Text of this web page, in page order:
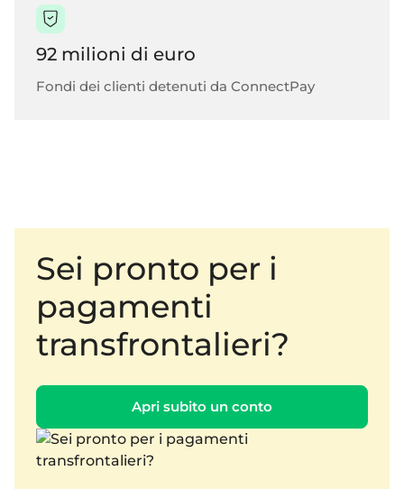
92 milioni di euro
Fondi dei clienti detenuti da ConnectPay
Sei pronto per i
pagamenti
transfrontalieri?
Apri subito un conto